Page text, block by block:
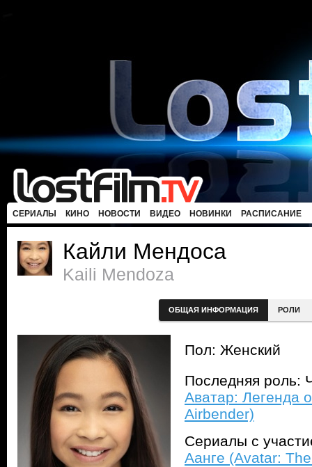
СЕРИАЛЫ КИНО НОВОСТИ ВИДЕО НОВИНКИ РАСПИСАНИЕ
Кайли Мендоса
Kaili Mendoza
ОБЩАЯ ИНФОРМАЦИЯ РОЛИ
Пол: Женский
Последняя роль:
Аватар: Легенда
Airbender)
Сериалы с
Аанге (Avatar: